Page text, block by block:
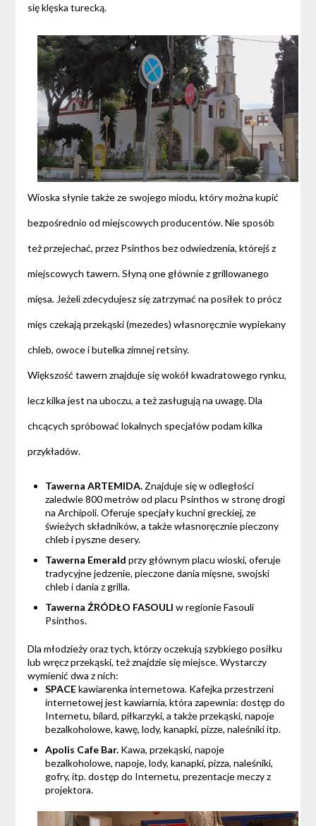
się klęska turecką.
Wioska słynie także ze swojego miodu, który można kupić
bezpośrednio od miejscowych producentów. Nie sposób
też przejechać, przez Psinthos bez odwiedzenia, którejś z
miejscowych tawern. Słyną one głównie z grillowanego
mięsa. Jeżeli zdecydujesz się zatrzymać na posiłek to prócz
mięs czekają przekąski (mezedes) własnoręcznie wypiekany
chleb, owoce i butelka zimnej retsiny.
Większość tawern znajduje się wokół kwadratowego rynku,
lecz kilka jest na uboczu, a też zasługują na uwagę. Dla
chcących spróbować lokalnych specjałów podam kilka
przykładów.
Tawerna ARTEMIDA.Znajduje się w odległości
zaledwie 800 metrów od placu Psinthos w stronę drogi
na Archipoli. Oferuje specjały kuchni greckiej, ze
świeżych składników, a także własnoręcznie pieczony
chleb i pyszne desery.
Tawerna Emerald przy głównym placu wioski, oferuje
tradycyjne jedzenie, pieczone dania mięsne, swojski
chleb i dania z grilla.
Tawerna ŹRÓDŁO FASOULI w regionie Fasouli
Psinthos.
Dla młodzieży oraz tych, którzy oczekują szybkiego posiłku
lub wręcz przekąski, też znajdzie się miejsce. Wystarczy
wymienić dwa z nich:
SPACEkawiarenka internetowa. Kafejka przestrzeni
internetowej jest kawiarnia, która zapewnia: dostęp do
Internetu, bilard, piłkarzyki, a także przekąski, napoje
bezalkoholowe, kawę, lody, kanapki, pizze, naleśniki itp.
Apolis Cafe Bar.Kawa, przekąski, napoje
bezalkoholowe, napoje, lody, kanapki, pizza, naleśniki,
gofry, itp. dostęp do Internetu, prezentacje meczy z
projektora.